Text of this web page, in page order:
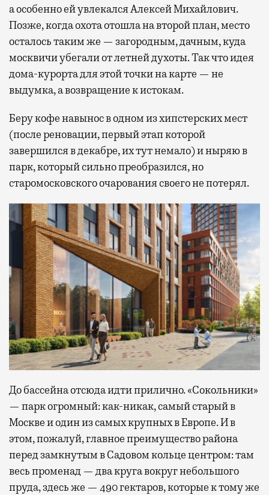
а особенно ей увлекался Алексей Михайлович.
Позже, когда охота отошла на второй план, место
осталось таким же — загородным, дачным, куда
москвичи убегали от летней духоты. Так что идея
дома-курорта для этой точки на карте — не
выдумка, а возвращение к истокам.
Беру кофе навынос в одном из хипстерских мест
(после реновации, первый этап которой
завершился в декабре, их тут немало) и ныряю в
парк, который сильно преобразился, но
старомосковского очарования своего не потерял.
До бассейна отсюда идти прилично. «Сокольники»
— парк огромный: как-никак, самый старый в
Москве и один из самых крупных в Европе. И в
этом, пожалуй, главное преимущество района
перед замкнутым в Садовом кольце центром: там
весь променад — два круга вокруг небольшого
пруда, здесь же — 490 гектаров, которые к тому же